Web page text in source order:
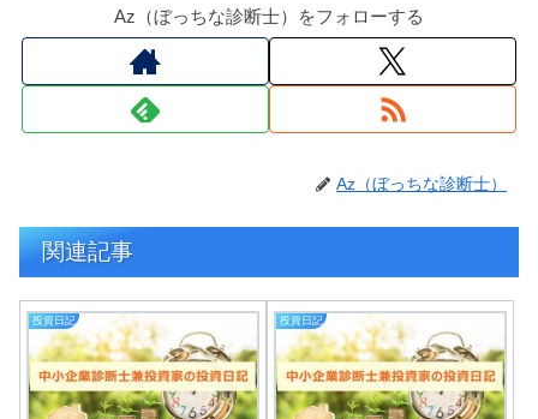
Az（ぼっちな診断士）をフォローする
Az（ぼっちな診断士）
関連記事
投資日記 投資日記